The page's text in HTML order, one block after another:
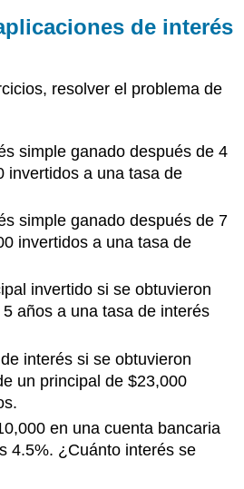
de interés
resolver el problema de
simple ganado después de 4
invertidos a una tasa de
simple ganado después de 7
invertidos a una tasa de
invertido si se obtuvieron
años a una tasa de interés
interés si se obtuvieron
un principal de $23,000
en una cuenta bancaria
4.5%. ¿Cuánto interés se